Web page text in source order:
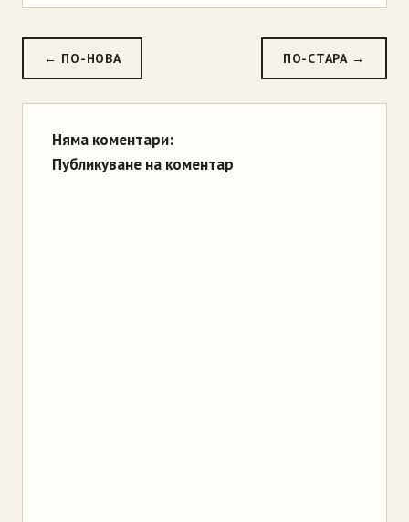
← ПО-НОВА ПО-СТАРА →
Няма коментари:
Публикуване на коментар